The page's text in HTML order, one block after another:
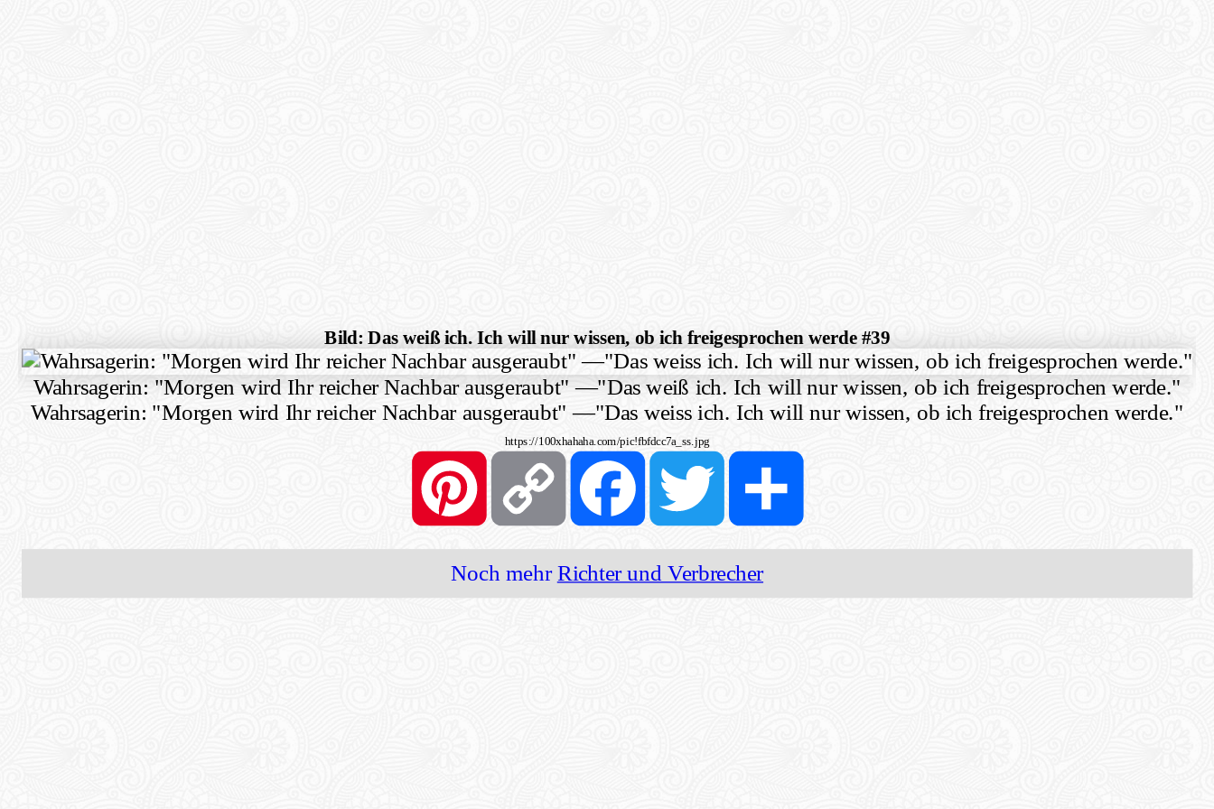
Bild: Das weiß ich. Ich will nur wissen, ob ich freigesprochen werde #39
Wahrsagerin: "Morgen wird Ihr reicher Nachbar ausgeraubt"—"Das weiß ich. Ich will nur wissen, ob ich freigesprochen werde."
Wahrsagerin: "Morgen wird Ihr reicher Nachbar ausgeraubt"—"Das weiss ich. Ich will nur wissen, ob ich freigesprochen werde."
https://100xhahaha.com/pic!fbfdcc7a_ss.jpg
PinterestCopy
Link
FacebookTwitter Share
Noch mehrRichter und Verbrecher